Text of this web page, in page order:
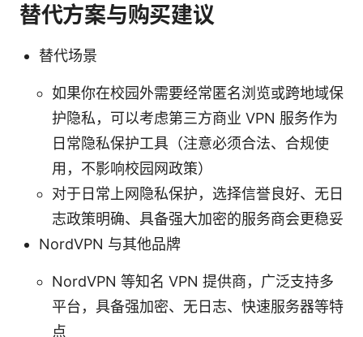
替代方案与购买建议
替代场景
如果你在校园外需要经常匿名浏览或跨地域保
护隐私，可以考虑第三方商业 VPN 服务作为
日常隐私保护工具（注意必须合法、合规使
用，不影响校园网政策）
对于日常上网隐私保护，选择信誉良好、无日
志政策明确、具备强大加密的服务商会更稳妥
NordVPN 与其他品牌
NordVPN 等知名 VPN 提供商，广泛支持多
平台，具备强加密、无日志、快速服务器等特
点